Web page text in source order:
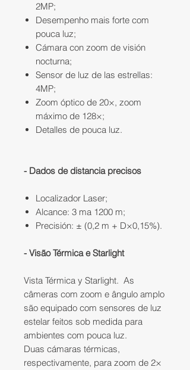
2MP;
Desempenho mais forte com
pouca luz;
Cámara con zoom de visión
nocturna;
Sensor de luz de las estrellas:
4MP;
Zoom óptico de 20×, zoom
máximo de 128×;
Detalles de pouca luz.
- Dados de distancia precisos
Localizador Laser;
Alcance: 3 ma 1200 m;
Precisión: ± (0,2 m + D×0,15%).
- Visão Térmica e Starlight
Vista Térmica y Starlight. As
câmeras com zoom e ângulo amplo
são equipado com sensores de luz
estelar feitos sob medida para
ambientes com pouca luz.
Duas cámaras térmicas,
respectivamente, para zoom de 2×